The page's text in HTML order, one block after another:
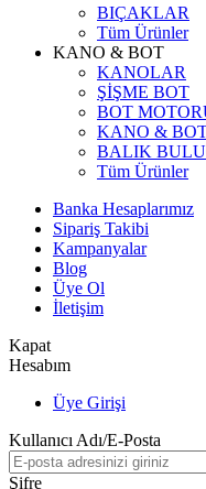
BIÇAKLAR
Tüm Ürünler
KANO & BOT
KANOLAR
ŞİŞME BOT
BOT
KANO &
BALIK
Tüm Ürünler
Banka Hesaplarımız
Sipariş Takibi
Kampanyalar
Blog
Üye Ol
İletişim
Kapat
Hesabım
Üye Girişi
Kullanıcı Adı/E-Posta
Şifre